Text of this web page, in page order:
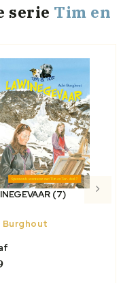
serie Tim en
(7)
Burghout